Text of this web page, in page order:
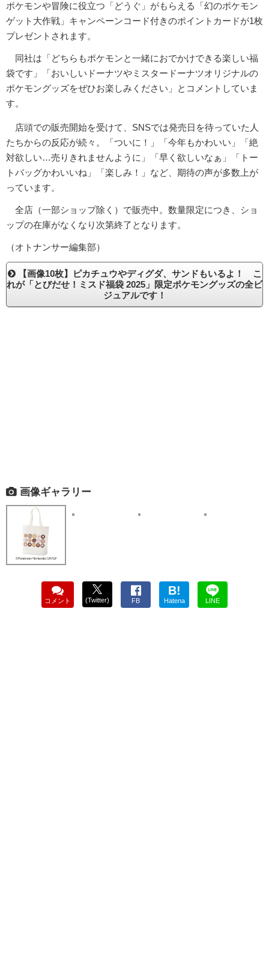
ポケモンや冒険に役立つ「どうぐ」がもらえる「幻のポケモン
ゲット大作戦」キャンペーンコード付きのポイントカードが1枚
プレゼントされます。
同社は「どちらもポケモンと一緒におでかけできる楽しい福
袋です」「おいしいドーナツやミスタードーナツオリジナルの
ポケモングッズをぜひお楽しみください」とコメントしていま
す。
店頭での販売開始を受けて、SNSでは発売日を待っていた人
たちからの反応が続々。「ついに！」「今年もかわいい」「絶
対欲しい…売りきれませんように」「早く欲しいなぁ」「トー
トバッグかわいいね」「楽しみ！」など、期待の声が多数上が
っています。
全店（一部ショップ除く）で販売中。数量限定につき、ショ
ップの在庫がなくなり次第終了となります。
（オトナンサー編集部）
【画像10枚】ピカチュウやディグダ、サンドもいるよ！ こ
れが「とびだせ！ミスド福袋 2025」限定ポケモングッズの全ビ
ジュアルです！
画像ギャラリー
コメント (Twitter) FB
B!
Hatena LINE